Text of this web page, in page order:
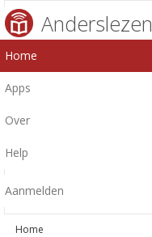
Anderslezen
Home
Apps
Over
Help
Aanmelden
Home